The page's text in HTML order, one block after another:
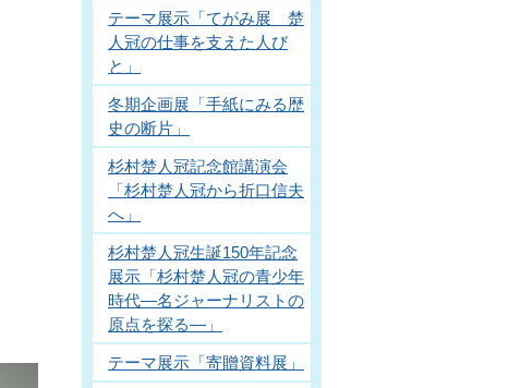
テーマ展示「てがみ展 楚
人冠の仕事を支えた人び
と」
冬期企画展「手紙にみる歴
史の断片」
杉村楚人冠記念館講演会
「杉村楚人冠から折口信夫
へ」
杉村楚人冠生誕150年記念
展示「杉村楚人冠の青少年
時代―名ジャーナリストの
原点を探る―」
テーマ展示「寄贈資料展」